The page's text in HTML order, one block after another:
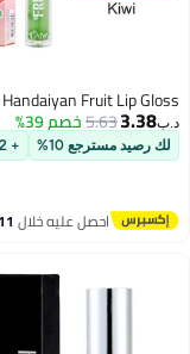
Handaiyan Fruit Lip Gloss
د.ب‏3.38
5.63خصم 39%
لك رصيد مسترجع 10% + 2
احصل عليه خلال